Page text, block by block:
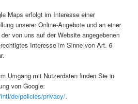
Maps erfolgt im Interesse einer
unserer Online-Angebote und an einer
von uns auf der Website angegebenen
Interesse im Sinne von Art. 6
Umgang mit Nutzerdaten finden Sie in
von Google:
de/policies/privacy/.